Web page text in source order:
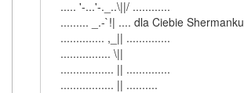
..... '-...'-._..\||/ ............
......... _.-`!| .... dla Ciebie Shermanku
.............. ,_|| ..............
................ \||
................. || ..............
................. || ..........